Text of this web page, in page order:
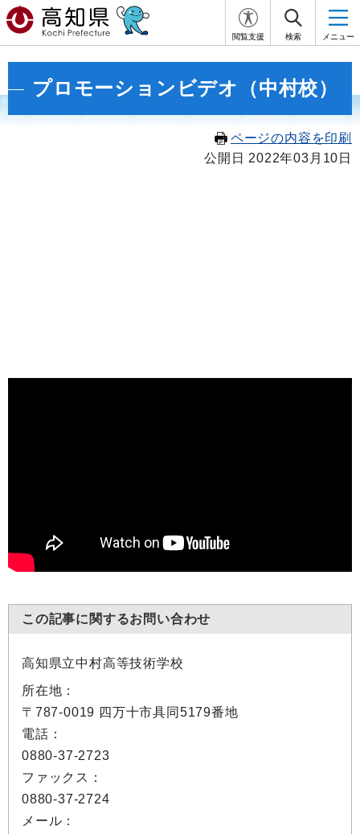
閲覧支援 検索 メニュー
プロモーションビデオ（中村校）
ページの内容を印刷
公開日 2022年03月10日
この記事に関するお問い合わせ
高知県立中村高等技術学校
所在地：
〒787-0019 四万十市具同5179番地
電話：
0880-37-2723
ファックス：
0880-37-2724
メール：